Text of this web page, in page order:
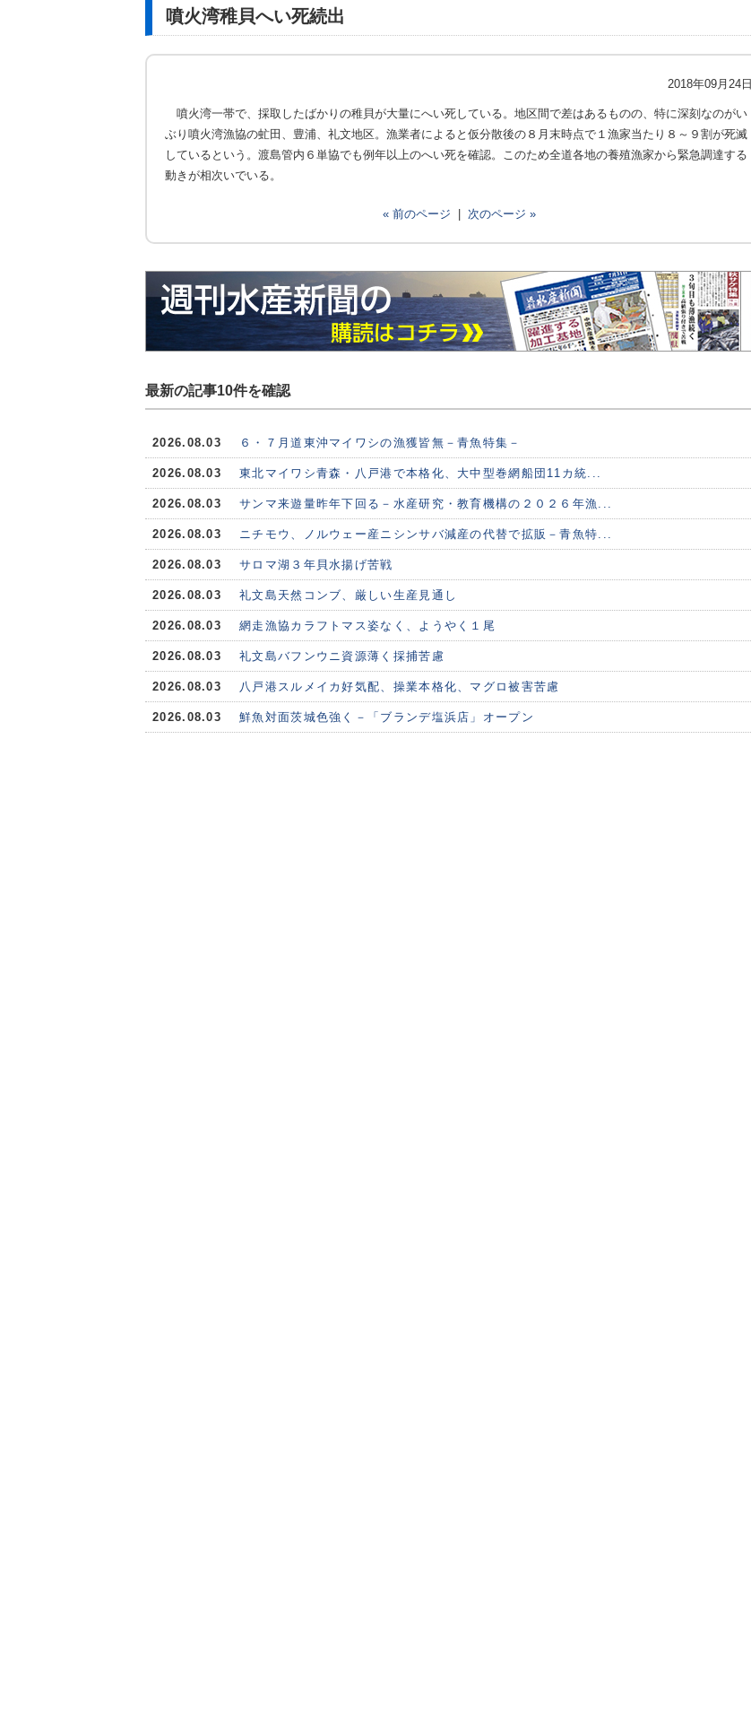
噴火湾稚貝へい死続出
2018年09月24日
噴火湾一帯で、採取したばかりの稚貝が大量にへい死している。地区間で差はあるものの、特に深刻なのがい
ぶり噴火湾漁協の虻田、豊浦、礼文地区。漁業者によると仮分散後の８月末時点で１漁家当たり８～９割が死滅
しているという。渡島管内６単協でも例年以上のへい死を確認。このため全道各地の養殖漁家から緊急調達する
動きが相次いでいる。
« 前のページ 次のページ »
最新の記事10件を確認
2026.08.03 ６・７月道東沖マイワシの漁獲皆無－青魚特集－
2026.08.03 東北マイワシ青森・八戸港で本格化、大中型巻網船団11カ統...
2026.08.03 サンマ来遊量昨年下回る－水産研究・教育機構の２０２６年漁...
2026.08.03 ニチモウ、ノルウェー産ニシンサバ減産の代替で拡販－青魚特...
2026.08.03 サロマ湖３年貝水揚げ苦戦
2026.08.03 礼文島天然コンブ、厳しい生産見通し
2026.08.03 網走漁協カラフトマス姿なく、ようやく１尾
2026.08.03 礼文島バフンウニ資源薄く採捕苦慮
2026.08.03 八戸港スルメイカ好気配、操業本格化、マグロ被害苦慮
2026.08.03 鮮魚対面茨城色強く－「ブランデ塩浜店」オープン